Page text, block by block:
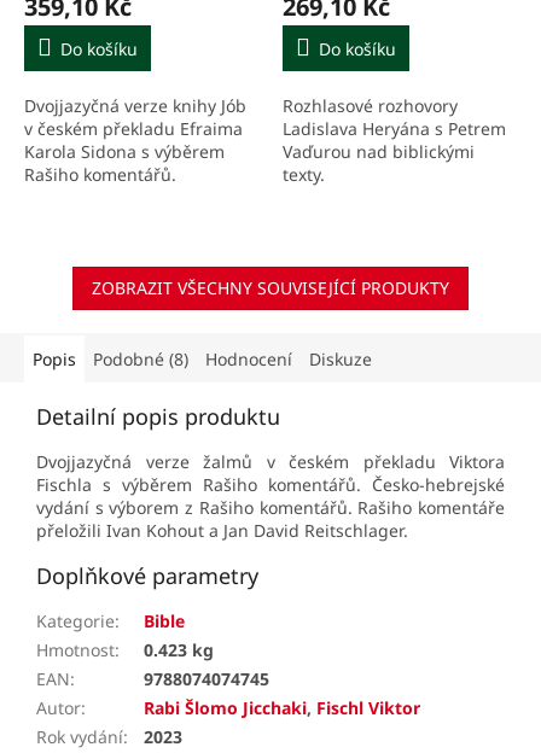
359,10 Kč
Do košíku
Dvojjazyčná verze knihy Jób
v českém překladu Efraima
Karola Sidona s výběrem
Rašiho komentářů.
269,10 Kč
Do košíku
Rozhlasové rozhovory
Ladislava Heryána s Petrem
Vaďurou nad biblickými
texty.
ZOBRAZIT VŠECHNY SOUVISEJÍCÍ PRODUKTY
Popis Podobné (8) Hodnocení Diskuze
Detailní popis produktu
Dvojjazyčná verze žalmů v českém překladu Viktora
Fischla s výběrem Rašiho komentářů. Česko-hebrejské
vydání s výborem z Rašiho komentářů. Rašiho komentáře
přeložili Ivan Kohout a Jan David Reitschlager.
Doplňkové parametry
Kategorie:
Bible
Hmotnost:
0.423 kg
EAN:
9788074074745
Autor: Rabi Šlomo Jicchaki, Fischl Viktor
Rok vydání:
2023